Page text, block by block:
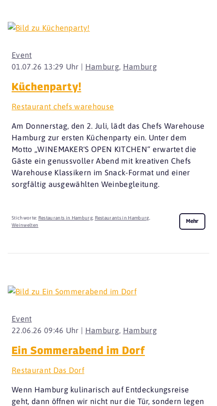
01.07.26 13:29 Uhr | Hamburg, Hamburg
Event
Küchenparty!
Restaurant chefs warehouse
Am Donnerstag, den 2. Juli, lädt das Chefs Warehouse
Hamburg zur ersten Küchenparty ein. Unter dem
Motto „WINEMAKER'S OPEN KITCHEN“ erwartet die
Gäste ein genussvoller Abend mit kreativen Chefs
Warehouse Klassikern im Snack-Format und einer
sorgfältig ausgewählten Weinbegleitung.
Stichworte: Restaurants in Hamburg, Restaurants in Hamburg
Weinwelten
Mehr
22.06.26 09:46 Uhr | Hamburg, Hamburg
Event
Ein Sommerabend im Dorf
Restaurant Das Dorf
Wenn Hamburg kulinarisch auf Entdeckungsreise
geht, dann öffnen wir nicht nur die Tür, sondern legen